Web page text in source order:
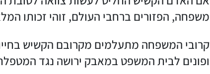
משפחה, הפזורים ברחבי העולם, זוהי זכותו
קרובי המשפחה מתעלמים מקרובם הקשיש
ופונים לבית המשפט במאבק ירושה נגד